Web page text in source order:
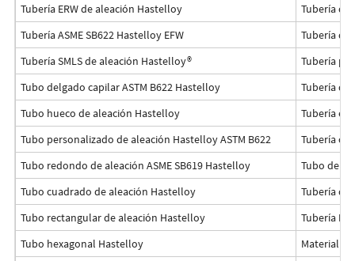
Tubería ERW de aleación Hastelloy
Tubería de
Tubería ASME SB622 Hastelloy EFW
Tubería de
Tubería SMLS de aleación Hastelloy®
Tubería
Tubo delgado capilar ASTM B622 Hastelloy
Tubería de
Tubo hueco de aleación Hastelloy
Tubería
Tubo personalizado de aleación Hastelloy ASTM B622
Tubería
Tubo redondo de aleación ASME SB619 Hastelloy
Tubo de
Tubo cuadrado de aleación Hastelloy
Tubería de
Tubo rectangular de aleación Hastelloy
Tubería
Tubo hexagonal Hastelloy
Material